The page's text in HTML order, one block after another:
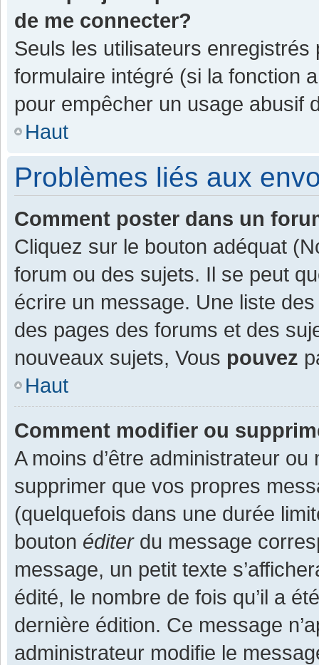
de me connecter?
Seuls les utilisateurs enregistrés
formulaire intégré (si la fonction
pour empêcher un usage abusif
Haut
Problèmes liés aux
Comment poster dans un
Cliquez sur le bouton adéquat
forum ou des sujets. Il se peut
écrire un message. Une liste
des pages des forums et des
nouveaux sujets, Vous pouvez
Haut
Comment modifier ou
A moins d’être administrateur
supprimer que vos propres
(quelquefois dans une durée
bouton éditerdu message
message, un petit texte
édité, le nombre de fois qu’il a
dernière édition. Ce message
administrateur modifie le